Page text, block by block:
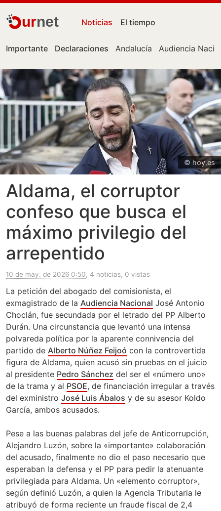
urnet Noticias El tiempo
Importante Declaraciones Andalucía Audiencia
© hoy.es
Aldama, el corruptor
confeso que busca el
máximo privilegio del
arrepentido
10 de may. de 2026 0:50, 4 noticias, 0 vistas
La petición del abogado del comisionista, el
exmagistrado de la Audiencia Nacional José Antonio
Choclán, fue secundada por el letrado del PP Alberto
Durán. Una circunstancia que levantó una intensa
polvareda política por la aparente connivencia del
partido de Alberto Núñez Feijoó con la controvertida
figura de Aldama, quien acusó sin pruebas en el juicio
al presidente Pedro Sánchez del ser el «número uno»
de la trama y al PSOE, de financiación irregular a través
del exministro José Luis Ábalos y de su asesor Koldo
García, ambos acusados.
Pese a las buenas palabras del jefe de Anticorrupción,
Alejandro Luzón, sobre la «importante» colaboración
del acusado, finalmente no dio el paso necesario que
esperaban la defensa y el PP para pedir la atenuante
privilegiada para Aldama. Un «elemento corruptor»,
según definió Luzón, a quien la Agencia Tributaria le
atribuyó de forma reciente un fraude fiscal de 2,4